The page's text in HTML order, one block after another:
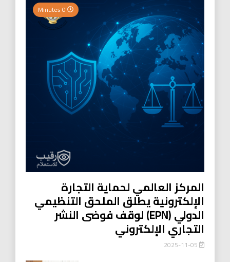
المركز العالمي لحماية التجارة
الإلكترونية يطلق الملحق التنظيمي
الدولي (EPN) لوقف فوضى النشر
التجاري الإلكتروني